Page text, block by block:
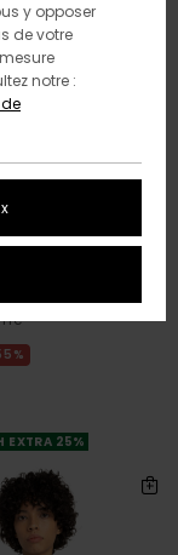
ORGANIC COTTON
W
courtes
EXTRA 25%
y opposer
de votre
notre :